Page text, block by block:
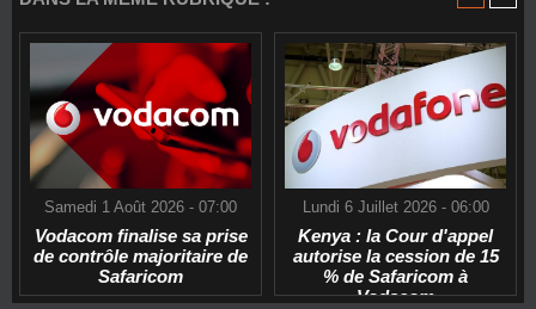
Samedi 1 Août 2026 - 07:00
Vodacom finalise sa prise
de contrôle majoritaire de
Safaricom
Lundi 6 Juillet 2026 - 06:00
Kenya : la Cour d'appel
autorise la cession de 15
% de Safaricom à
Vodacom